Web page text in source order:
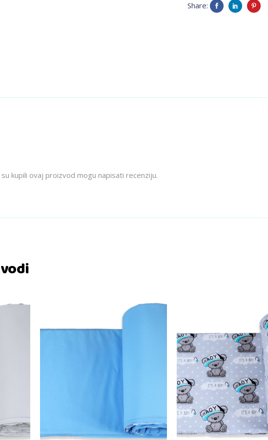
Share:
kupili ovaj proizvod mogu napisati recenziju.
Dodaj u